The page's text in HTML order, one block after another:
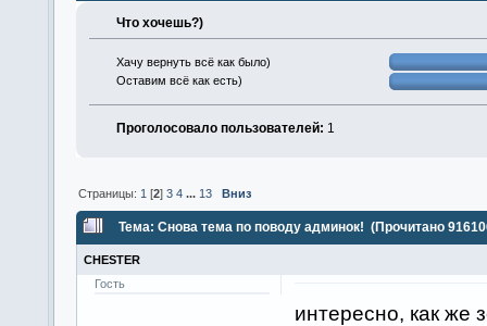
Что хочешь?)
Хачу вернуть всё как было)
Оставим всё как есть)
Проголосовало пользователей: 1
Страницы: 1 [2]3 4 ... 13 Вниз
Тема: Снова тема по поводу админок! (Прочитано
CHESTER
Гость
интересно, как же